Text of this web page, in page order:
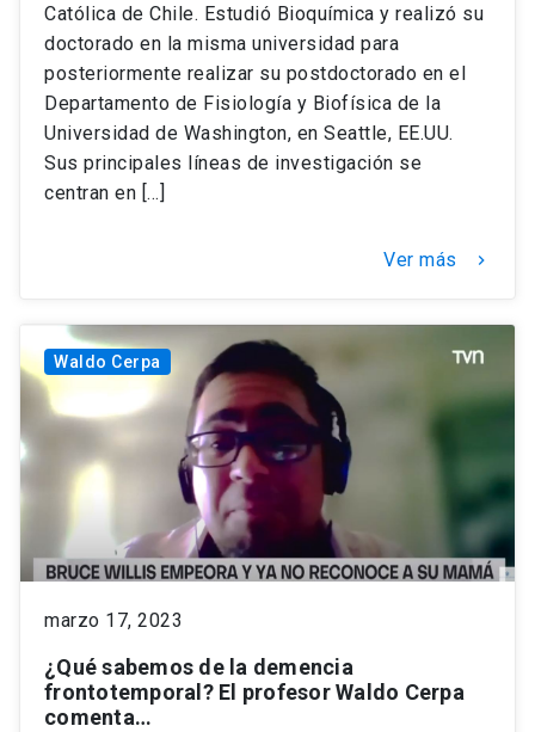
Católica de Chile. Estudió Bioquímica y realizó su
doctorado en la misma universidad para
posteriormente realizar su postdoctorado en el
Departamento de Fisiología y Biofísica de la
Universidad de Washington, en Seattle, EE.UU.
Sus principales líneas de investigación se
centran en […]
Ver más keyboard_arrow_right
Waldo Cerpa
marzo 17, 2023
¿Qué sabemos de la demencia
frontotemporal? El profesor Waldo Cerpa
comenta…